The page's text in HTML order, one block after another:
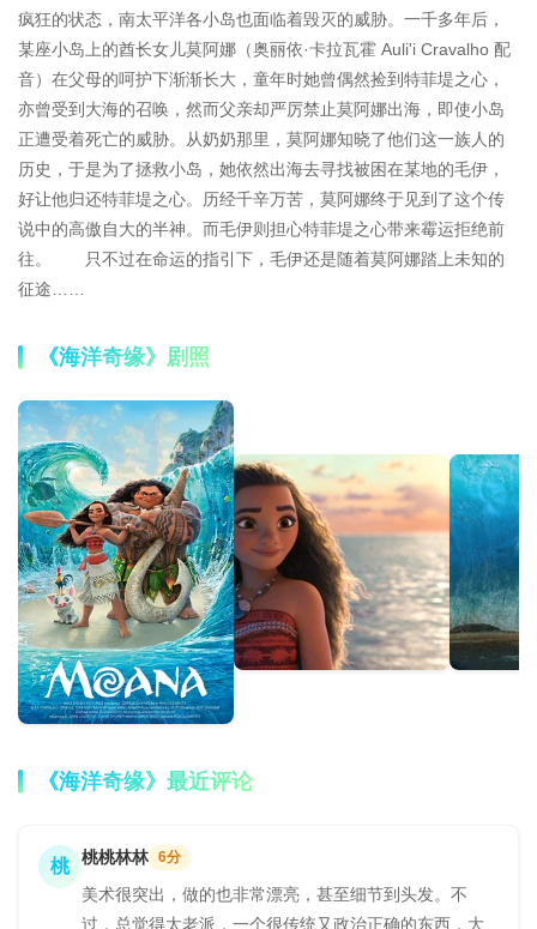
疯狂的状态，南太平洋各小岛也面临着毁灭的威胁。一千多年后，
某座小岛上的酋长女儿莫阿娜（奥丽依·卡拉瓦霍 Auli'i Cravalho 配
音）在父母的呵护下渐渐长大，童年时她曾偶然捡到特菲堤之心，
亦曾受到大海的召唤，然而父亲却严厉禁止莫阿娜出海，即使小岛
正遭受着死亡的威胁。从奶奶那里，莫阿娜知晓了他们这一族人的
历史，于是为了拯救小岛，她依然出海去寻找被困在某地的毛伊，
好让他归还特菲堤之心。历经千辛万苦，莫阿娜终于见到了这个传
说中的高傲自大的半神。而毛伊则担心特菲堤之心带来霉运拒绝前
往。 只不过在命运的指引下，毛伊还是随着莫阿娜踏上未知的
征途……
《海洋奇缘》剧照
《海洋奇缘》最近评论
桃 桃桃林林 6分
美术很突出，做的也非常漂亮，甚至细节到头发。不
过，总觉得太老派，一个很传统又政治正确的东西，大